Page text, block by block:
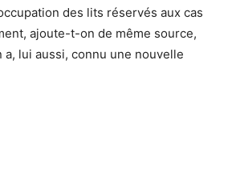
des lits réservés aux cas
ajoute-t-on de même source,
lui aussi, connu une nouvelle